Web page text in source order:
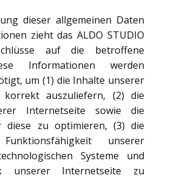
dieser allgemeinen Daten
zieht das ALDO STUDIO
auf die betroffene
Informationen werden
um (1) die Inhalte unserer
korrekt auszuliefern, (2) die
Internetseite sowie die
diese zu optimieren, (3) die
unserer
Systeme und
unserer Internetseite zu